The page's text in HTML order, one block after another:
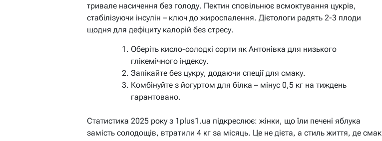
тривале насичення без голоду. Пектин сповільнює всмоктування цукрів,
стабілізуючи інсулін – ключ до жироспалення. Дієтологи радять 2-3 плоди
щодня для дефіциту калорій без стресу.
Оберіть кисло-солодкі сорти як Антонівка для низького
глікемічного індексу.
Запікайте без цукру, додаючи спеції для смаку.
Комбінуйте з йогуртом для білка – мінус 0,5 кг на тиждень
гарантовано.
Статистика 2025 року з 1plus1.ua підкреслює: жінки, що їли печені яблука
замість солодощів, втратили 4 кг за місяць. Це не дієта, а стиль життя, де смак